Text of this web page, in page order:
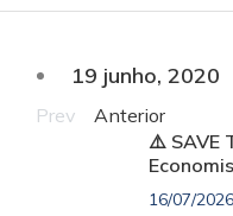
19 junho, 2020
Prev Anterior
⚠️ SAVE
16/07/2026